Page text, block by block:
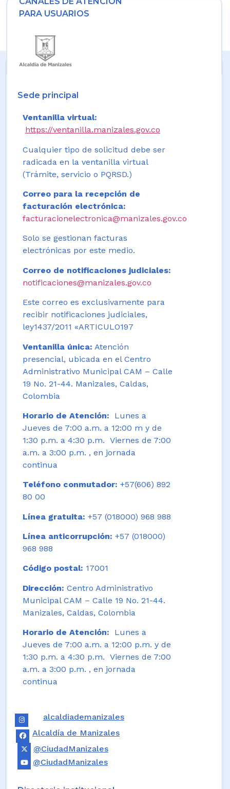
PARA USUARIOS
Sede principal
Ventanilla virtual:
https://ventanilla.manizales.gov.co
Cualquier tipo de solicitud debe ser
radicada en la ventanilla virtual
(Trámite, servicio o PQRSD.)
Correo para la recepción de
facturación electrónica:
facturacionelectronica@manizales.gov.co
Solo se gestionan facturas
electrónicas por este medio.
Correo de notificaciones judiciales:
notificaciones@manizales.gov.co
Este correo es exclusivamente para
recibir notificaciones judiciales,
ley1437/2011 «ARTICULO197
Ventanilla única: Atención
presencial, ubicada en el Centro
Administrativo Municipal CAM – Calle
19 No. 21-44. Manizales, Caldas,
Colombia
Horario de Atención:
Lunes a
Jueves de 7:00 a.m. a 12:00 m y de
1:30 p.m. a 4:30 p.m. Viernes de 7:00
a.m. a 3:00 p.m. , en jornada
continua
Teléfono conmutador: +57(606) 892
80 00
Línea gratuita: +57 (018000) 968 988
Línea anticorrupción: +57 (018000)
968 988
Código postal: 17001
Dirección: Centro Administrativo
Municipal CAM – Calle 19 No. 21-44.
Manizales, Caldas, Colombia
Horario de Atención: Lunes a
Jueves de 7:00 a.m. a 12:00 p.m. y de
1:30 p.m. a 4:30 p.m. Viernes de 7:00
a.m. a 3:00 p.m. , en jornada
continua
alcaldiademanizales
Alcaldía de Manizales
@CiudadManizales
@CiudadManizales